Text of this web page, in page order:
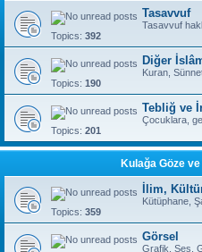
Tasavvuf
Tasavvuf
Topics: 392
Diğer
Kuran,
Topics: 190
Tebliğ ve
Çocuklara,
Topics: 201
Kulağa Göze
İlim,
Kütüphane,
Topics: 359
Görsel
Grafik, Ses,